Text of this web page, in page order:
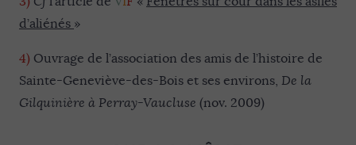
d’aliénés »
4) Ouvrage de l’association des amis de l’histoire de
Sainte-Geneviève-des-Bois et ses environs, De la
Gilquinière à Perray-Vaucluse (nov. 2009)